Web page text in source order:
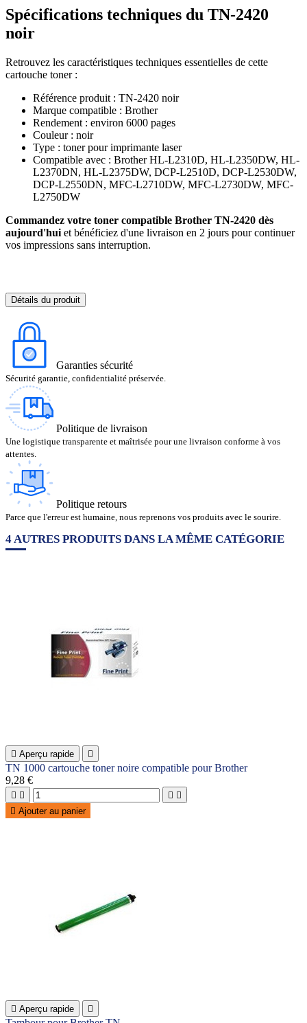
Spécifications techniques du TN-2420
noir
Retrouvez les caractéristiques techniques essentielles de cette
cartouche toner :
Référence produit : TN-2420 noir
Marque compatible : Brother
Rendement : environ 6000 pages
Couleur : noir
Type : toner pour imprimante laser
Compatible avec : Brother HL-L2310D, HL-L2350DW, HL-
L2370DN, HL-L2375DW, DCP-L2510D, DCP-L2530DW,
DCP-L2550DN, MFC-L2710DW, MFC-L2730DW, MFC-
L2750DW
Commandez votre toner compatible Brother TN-2420 dès
aujourd'hui et bénéficiez d'une livraison en 2 jours pour continuer
vos impressions sans interruption.
Détails du produit
Garanties sécurité
Sécurité garantie, confidentialité préservée.
Politique de livraison
Une logistique transparente et maîtrisée pour une livraison conforme à vos
attentes.
Politique retours
Parce que l'erreur est humaine, nous reprenons vos produits avec le sourire.
4 AUTRES PRODUITS DANS LA MÊME CATÉGORIE
 Aperçu rapide 
TN 1000 cartouche toner noire compatible pour Brother
9,28 €
   
 Ajouter au panier
 Aperçu rapide 